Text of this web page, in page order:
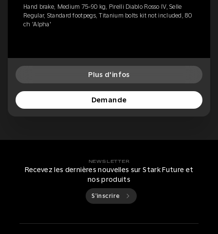
Hand brake, Medium 75-90 kg, Pirelli Diablo Rosso IV, Selle
Regular, Standard footpegs, Titanium bolts kit not included, 80
ch 'Alpha'
Plus d'infos
Demande
NEWSLETTER
Recevez les dernières nouvelles sur Stark Future et
nos produits
S’inscrire